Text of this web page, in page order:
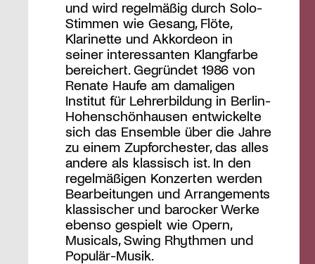
und wird regelmäßig durch Solo-
Stimmen wie Gesang, Flöte,
Klarinette und Akkordeon in
seiner interessanten Klangfarbe
bereichert. Gegründet 1986 von
Renate Haufe am damaligen
Institut für Lehrerbildung in Berlin-
Hohenschönhausen entwickelte
sich das Ensemble über die Jahre
zu einem Zupforchester, das alles
andere als klassisch ist. In den
regelmäßigen Konzerten werden
Bearbeitungen und Arrangements
klassischer und barocker Werke
ebenso gespielt wie Opern,
Musicals, Swing Rhythmen und
Populär-Musik.